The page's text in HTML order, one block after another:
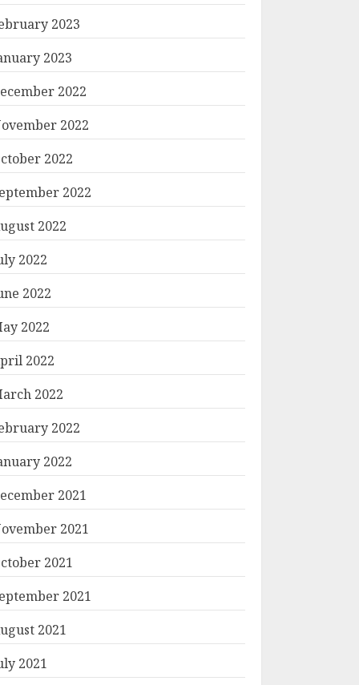
2023
2023
2022
2022
2022
2022
2022
2022
2022
2022
2022
2022
2022
2022
2021
2021
2021
2021
2021
2021